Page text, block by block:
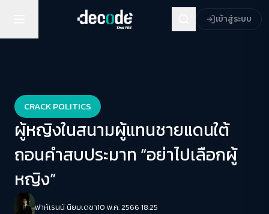
เข้าสู่ระบบ
CRACK POLITICS
ผู้หญิงในสนามผู้แทนชายแดนใต้
ถอนคำสบประมาท “อย่าไปเลือกผู้
หญิง”
ฟาห์เรนน์ นิยมเดชา10 พ.ค. 2566 18:25